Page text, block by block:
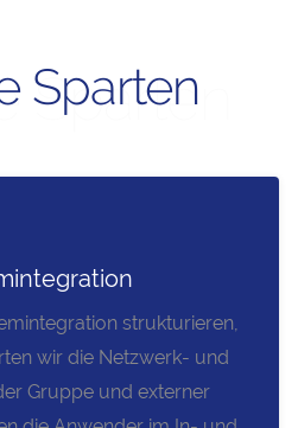
Sparten
Sparten
strukturieren,
wir die Netzwerk- und
Gruppe und externer